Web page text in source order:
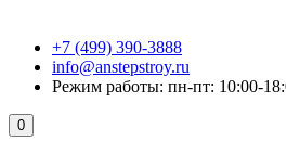
+7 (499) 390-3888
info@anstepstroy.ru
Режим работы: пн-пт: 10:00-
0